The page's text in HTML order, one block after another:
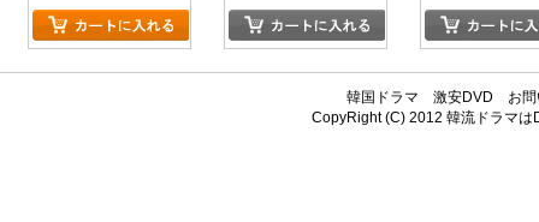
韓国ドラマ 激安DVD
お
CopyRight (C) 2012韓流ドラマは